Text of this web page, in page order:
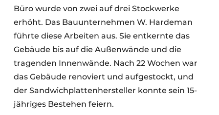
Büro wurde von zwei auf drei Stockwerke
erhöht. Das Bauunternehmen W. Hardeman
führte diese Arbeiten aus. Sie entkernte das
Gebäude bis auf die Außenwände und die
tragenden Innenwände. Nach 22 Wochen war
das Gebäude renoviert und aufgestockt, und
der Sandwichplattenhersteller konnte sein 15-
jähriges Bestehen feiern.